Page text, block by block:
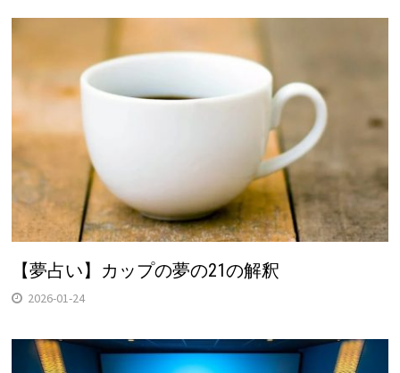
【夢占い】カップの夢の21の解釈
2026-01-24